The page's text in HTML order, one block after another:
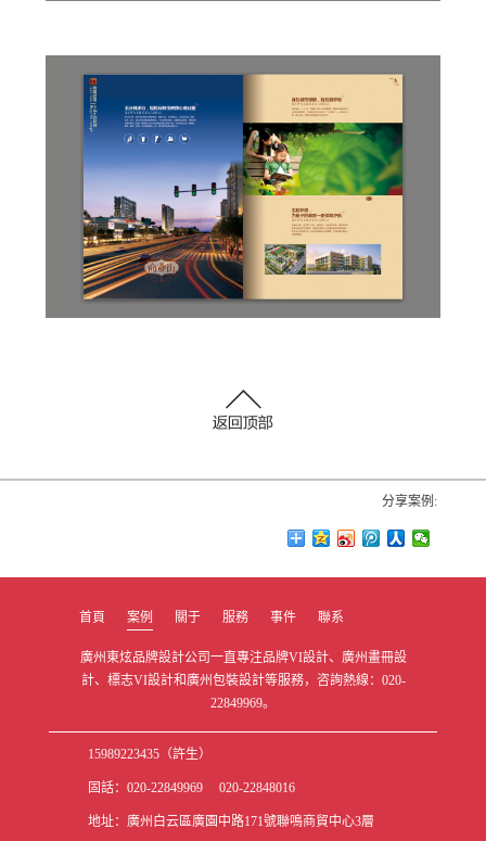
分享案例:
首頁 案例 關于 服務 事件 聯系
廣州東炫品牌設計公司一直專注品牌VI設計、廣州畫冊設
計、標志VI設計和廣州包裝設計等服務，咨詢熱線：020-
22849969。
15989223435（許生）
固話：020-22849969 020-22848016
地址：廣州白云區廣園中路171號聯鳴商貿中心3層